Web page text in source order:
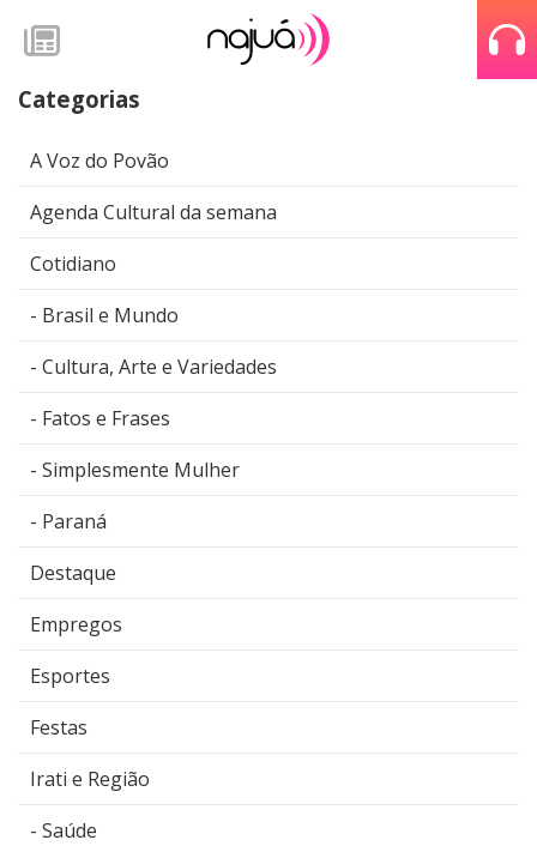
Categorias
A Voz do Povão
Agenda Cultural da semana
Cotidiano
Brasil e Mundo
Cultura, Arte e Variedades
Fatos e Frases
Simplesmente Mulher
Paraná
Destaque
Empregos
Esportes
Festas
Irati e Região
Saúde